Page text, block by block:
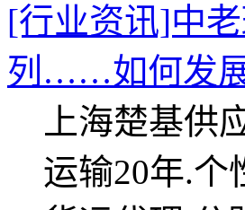
[行业资讯]中
列……如何发
上海楚基供
运输20年.个